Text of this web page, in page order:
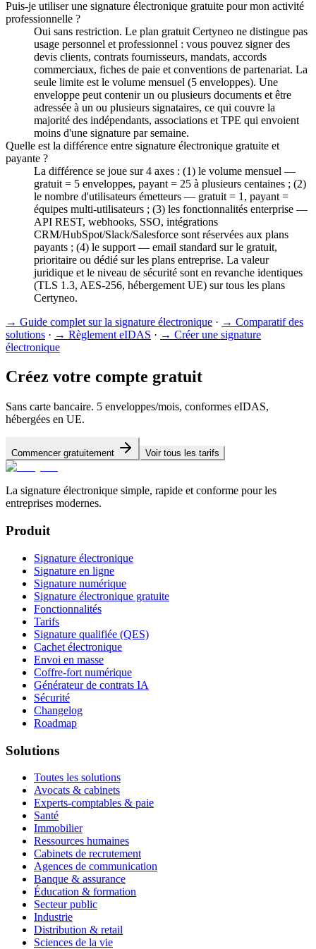
Puis-je utiliser une signature électronique gratuite pour mon activité
professionnelle ?
Oui sans restriction. Le plan gratuit Certyneo ne distingue pas
usage personnel et professionnel : vous pouvez signer des
devis clients, contrats fournisseurs, mandats, accords
commerciaux, fiches de paie et conventions de partenariat. La
seule limite est le volume mensuel (5 enveloppes). Une
enveloppe peut contenir un ou plusieurs documents et être
adressée à un ou plusieurs signataires, ce qui couvre la
majorité des indépendants, associations et TPE qui envoient
moins d'une signature par semaine.
Quelle est la différence entre signature électronique gratuite et
payante ?
La différence se joue sur 4 axes : (1) le volume mensuel —
gratuit = 5 enveloppes, payant = 25 à plusieurs centaines ; (2)
le nombre d'utilisateurs émetteurs — gratuit = 1, payant =
équipes multi-utilisateurs ; (3) les fonctionnalités enterprise —
API REST, webhooks, SSO, intégrations
CRM/HubSpot/Slack/Salesforce sont réservées aux plans
payants ; (4) le support — email standard sur le gratuit,
prioritaire ou dédié sur les plans entreprise. La valeur
juridique et le niveau de sécurité sont en revanche identiques
(TLS 1.3, AES-256, hébergement UE) sur tous les plans
Certyneo.
→ Guide complet sur la signature électronique · → Comparatif des
solutions · → Règlement eIDAS · → Créer une signature
électronique
Créez votre compte gratuit
Sans carte bancaire. 5 enveloppes/mois, conformes eIDAS,
hébergées en UE.
Commencer gratuitement Voir tous les tarifs
La signature électronique simple, rapide et conforme pour les
entreprises modernes.
Produit
Signature électronique
Signature en ligne
Signature numérique
Signature électronique gratuite
Fonctionnalités
Tarifs
Signature qualifiée (QES)
Cachet électronique
Envoi en masse
Coffre-fort numérique
Générateur de contrats IA
Sécurité
Changelog
Roadmap
Solutions
Toutes les solutions
Avocats & cabinets
Experts-comptables & paie
Santé
Immobilier
Ressources humaines
Cabinets de recrutement
Agences de communication
Banque & assurance
Éducation & formation
Secteur public
Industrie
Distribution & retail
Sciences de la vie